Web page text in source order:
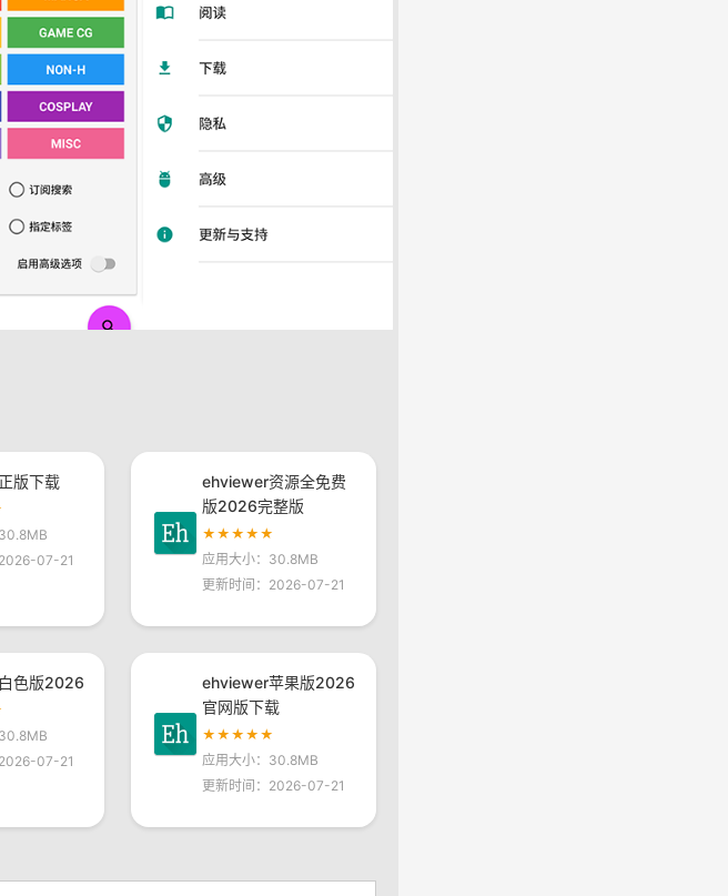
版下载
07-21
ehviewer资源全免费
版2026完整版
★★★★★
应用大小：30.8MB
更新时间：2026-07-21
色版2026
07-21
ehviewer苹果版2026
官网版下载
★★★★★
应用大小：30.8MB
更新时间：2026-07-21